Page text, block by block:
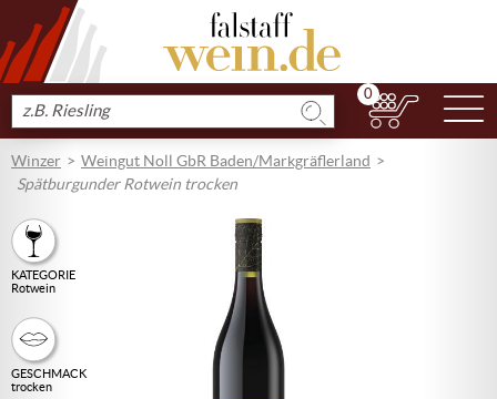
Produkt
suchen
0
Winzer
Weingut Noll GbR Baden/Markgräflerland
Spätburgunder Rotwein trocken
KATEGORIE
Rotwein
GESCHMACK
trocken